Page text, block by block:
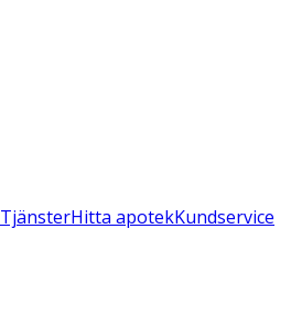
TjänsterHitta apotekKundservice